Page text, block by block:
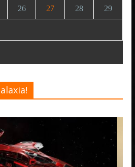
26 27 28 29
Desarrollo
Dangerous recibe la